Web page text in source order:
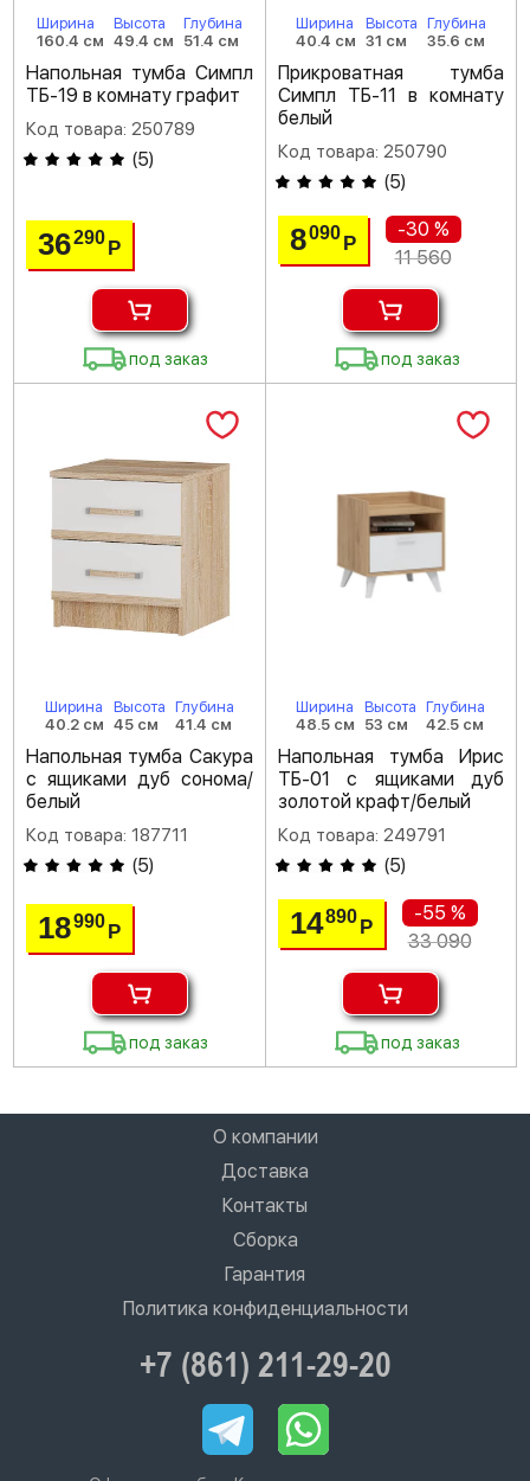
Ширина
160.4 см
Высота
49.4 см
Глубина
51.4 см
Напольная тумба Симпл
ТБ-19 в комнату графит
Код товара: 250789
(5)
36290Р
под заказ
Ширина
40.4 см
Высота
31 см
Глубина
35.6 см
Прикроватная тумба
Симпл ТБ-11 в комнату
белый
Код товара: 250790
(5)
8090 Р
-30 %
11 560
под заказ
Ширина
40.2 см
Высота
45 см
Глубина
41.4 см
Напольная тумба Сакура
с ящиками дуб сонома/
белый
Код товара: 187711
(5)
18990Р
под заказ
Ширина
48.5 см
Высота
53 см
Глубина
42.5 см
Напольная тумба Ирис
ТБ-01 с ящиками дуб
золотой крафт/белый
Код товара: 249791
(5)
14890 Р
-55 %
33 090
под заказ
О компании
Доставка
Контакты
Сборка
Гарантия
Политика конфиденциальности
+7 (861) 211-29-20